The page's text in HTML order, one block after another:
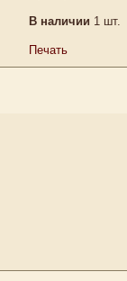
В наличии 1 шт.
Печать